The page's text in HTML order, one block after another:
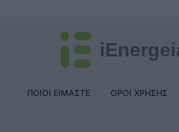
ΠΟΙΟΙ ΕΙΜΑΣΤΕ ΟΡΟΙ ΧΡΗΣΗΣ